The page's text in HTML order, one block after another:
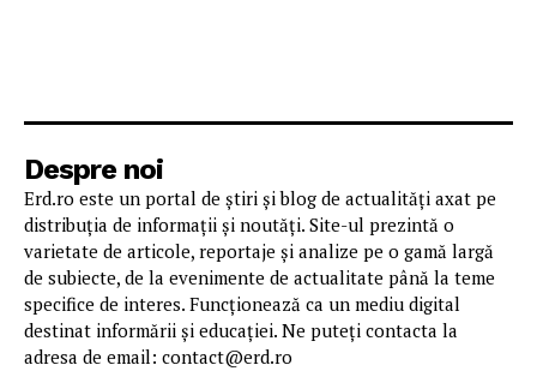
Despre noi
Erd.ro este un portal de știri și blog de actualități axat pe
distribuția de informații și noutăți. Site-ul prezintă o
varietate de articole, reportaje și analize pe o gamă largă
de subiecte, de la evenimente de actualitate până la teme
specifice de interes. Funcționează ca un mediu digital
destinat informării și educației. Ne puteți contacta la
adresa de email: contact@erd.ro